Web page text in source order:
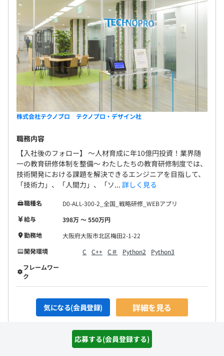
応募する(会員登録する)
株式会社テクノプロ テクノプロ・デザイン社
職務内容
【入社後のフォロー】 〜人材育成に年10億円投資！業界随
一の教育研修体制を整備〜 わたしたちの教育研修制度では、
技術開発における課題を解決できるエンジニアを目指して、
「技術力」、「人間力」、「ソ... 詳しく見る
職種名
D0-ALL-300-2_全国_戦略研修_WEBアプリ
給与
398万 〜 550万円
勤務地
大阪府大阪市北区梅田2-1-22
開発環境
C C++ C＃ Python2
Python3
フレームワー
ク
気になる(会員登録) 詳細を見る